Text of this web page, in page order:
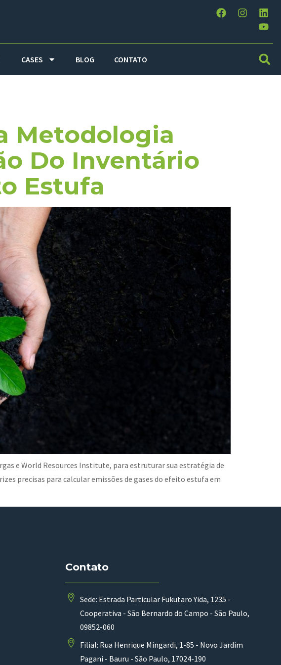
CASES BLOG CONTATO
Metodologia
Do Inventário
Estufa
e World Resources Institute, para estruturar sua estratégia de
precisas para calcular emissões de gases do efeito estufa em
Contato
Sede: Estrada Particular Fukutaro Yida, 1235 -
Cooperativa - São Bernardo do Campo - São Paulo,
09852-060
Filial: Rua Henrique Mingardi, 1-85 - Novo Jardim
Pagani - Bauru - São Paulo, 17024-190